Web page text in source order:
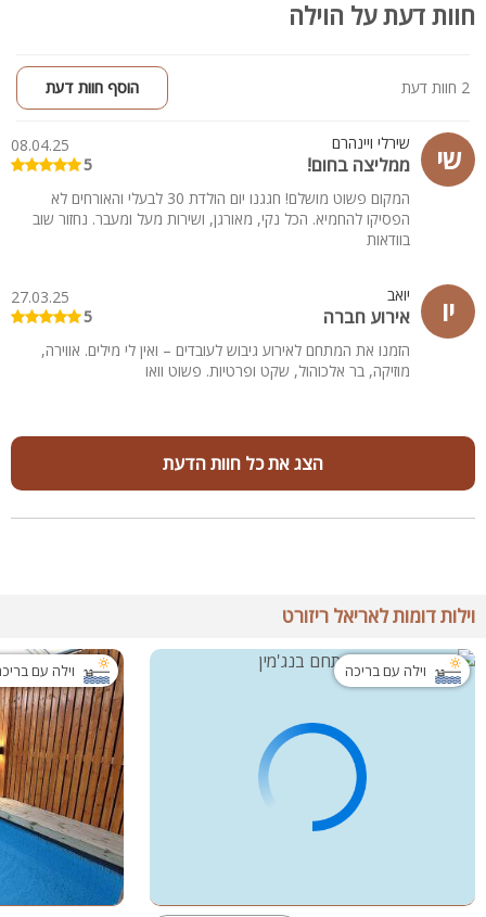
חוות דעת על הוילה
2 חוות דעת הוסף חוות דעת
שי שירלי ויינהרם
ממליצה בחום!
08.04.25
5
המקום פשוט מושלם! חגגנו יום הולדת 30 לבעלי והאורחים לא
הפסיקו להחמיא. הכל נקי, מאורגן, ושירות מעל ומעבר. נחזור שוב
בוודאות
יו יואב
אירוע חברה
27.03.25
5
הזמנו את המתחם לאירוע גיבוש לעובדים – ואין לי מילים. אווירה,
מוזיקה, בר אלכוהול, שקט ופרטיות. פשוט וואו
הצג את כל חוות הדעת
וילות דומות לאריאל ריזורט
וילה עם בריכה וילה עם